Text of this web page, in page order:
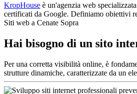
KropHouse è un'agenzia web
certificati da Google. Definiamo obiettivi
Siti web a Cenate Sopra
Hai bisogno di un sito
Per una corretta visibilità online, è
strutture dinamiche, caratterizzate da un